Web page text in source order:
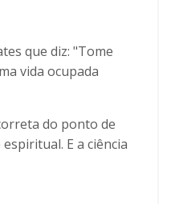
que diz: "Tome
vida ocupada
do ponto de
E a ciência